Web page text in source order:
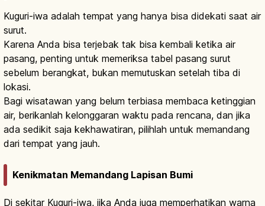
Kuguri-iwa adalah tempat yang hanya bisa didekati saat air
surut.
Karena Anda bisa terjebak tak bisa kembali ketika air
pasang, penting untuk memeriksa tabel pasang surut
sebelum berangkat, bukan memutuskan setelah tiba di
lokasi.
Bagi wisatawan yang belum terbiasa membaca ketinggian
air, berikanlah kelonggaran waktu pada rencana, dan jika
ada sedikit saja kekhawatiran, pilihlah untuk memandang
dari tempat yang jauh.
Kenikmatan Memandang Lapisan Bumi
Di sekitar Kuguri-iwa, jika Anda juga memperhatikan warna